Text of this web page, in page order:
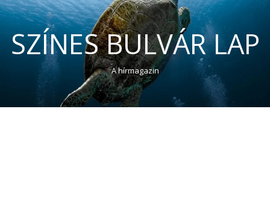
SZÍNES BULVÁR LAP
A hírmagazin